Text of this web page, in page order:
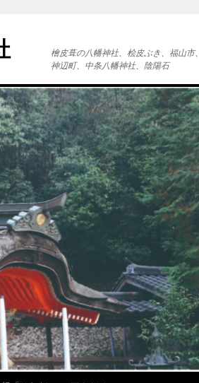
檜皮葺の八幡神社、桧皮ぶき、福山市、
神辺町、中条八幡神社、陰陽石